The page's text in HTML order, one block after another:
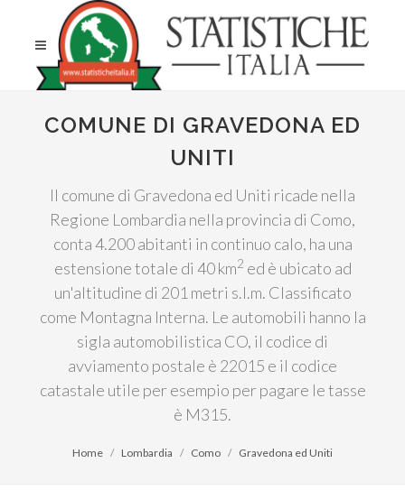
COMUNE DI GRAVEDONA ED
UNITI
Il comune di Gravedona ed Uniti ricade nella
Regione Lombardia nella provincia di Como,
conta 4.200 abitanti in continuo calo, ha una
estensione totale di 40 km2 ed è ubicato ad
un'altitudine di 201 metri s.l.m. Classificato
come Montagna Interna. Le automobili hanno la
sigla automobilistica CO, il codice di
avviamento postale è 22015 e il codice
catastale utile per esempio per pagare le tasse
è M315.
Home Lombardia Como Gravedona ed Uniti